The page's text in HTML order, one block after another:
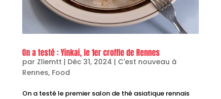
On a testé : Yinkai, le 1er croffle de Rennes
par Zliemtt | Déc 31, 2024 | C'est nouveau à
Rennes, Food
On a testé le premier salon de thé asiatique rennais